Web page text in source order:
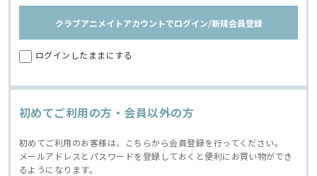
クラブアニメイトアカウントでログイン/新規会員登録
ログインしたままにする
初めてご利用の方・会員以外の方
初めてご利用のお客様は、こちらから会員登録を行ってください。
メールアドレスとパスワードを登録しておくと便利にお買い物ができ
るようになります。